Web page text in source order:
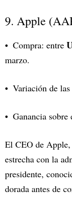
9. Apple
Compra: entre
marzo.
Variación de
Ganancia
El CEO de Apple,
estrecha con la
presidente,
dorada antes de